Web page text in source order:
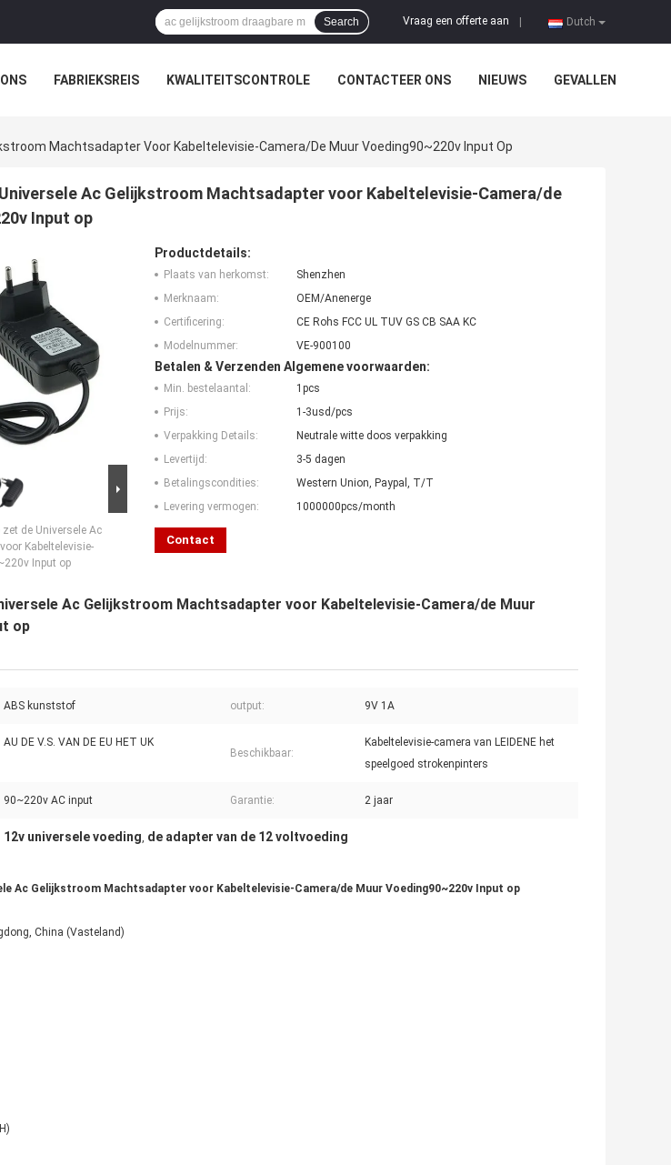
Dutch
Vraag een offerte aan
Search
FABRIEKSREIS KWALITEITSCONTROLE CONTACTEER ONS NIEUWS GEVALLEN
Machtsadapter Voor Kabeltelevisie-Camera/de Muur Voeding90~220v Input Op
Ac Gelijkstroom Machtsadapter voor Kabeltelevisie-Camera/de
Input op
zet de Universele Ac
Kabeltelevisie-
Input op
Productdetails:
Plaats van herkomst:
Shenzhen
Merknaam:
OEM/Anenerge
Certificering:
CE Rohs FCC UL TUV GS CB SAA KC
Modelnummer:
VE-900100
Betalen & Verzenden Algemene voorwaarden:
Min. bestelaantal:
1pcs
Prijs:
1-3usd/pcs
Verpakking Details:
Neutrale witte doos verpakking
Levertijd:
3-5 dagen
Betalingscondities:
Western Union, Paypal, T/T
Levering vermogen:
1000000pcs/month
Contact
Ac Gelijkstroom Machtsadapter voor Kabeltelevisie-Camera/de Muur
op
ABS kunststof output: 9V 1A
AU DE V.S. VAN DE EU HET UK
Beschikbaar:
Kabeltelevisie-camera van LEIDENE het
speelgoed strokenpinters
90~220v AC input Garantie: 2 jaar
12v universele voeding, de adapter van de 12 voltvoeding
Ac Gelijkstroom Machtsadapter voor Kabeltelevisie-Camera/de Muur Voeding90~220v Input op
China (Vasteland)